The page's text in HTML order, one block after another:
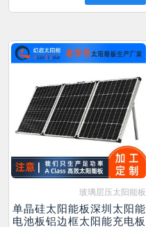
玻璃层压太阳能板
单晶硅太阳能板深圳太阳能
电池板铝边框太阳能充电板